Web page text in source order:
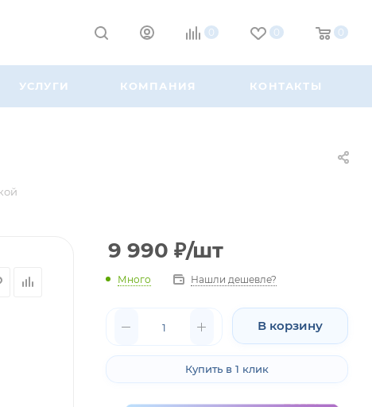
0 0 0
УСЛУГИ КОМПАНИЯ КОНТАКТЫ
9 990 ₽/шт
Много Нашли дешевле?
В корзину
Купить в 1 клик